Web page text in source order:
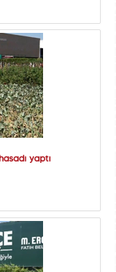
yaptı